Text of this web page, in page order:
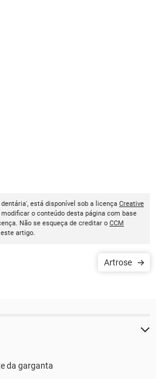
está disponível sob a licença Creative
o conteúdo desta página com base
Não se esqueça de creditar o CCM
artigo.
Artrose
da garganta